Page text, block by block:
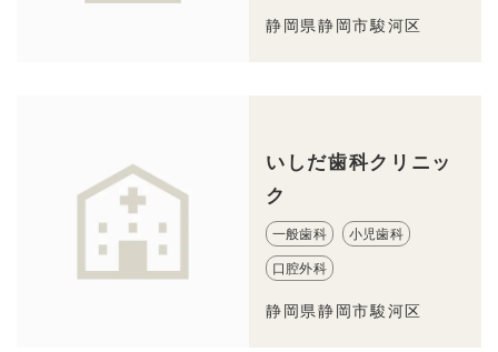
静岡県静岡市駿河区
いしだ歯科クリニッ
ク
一般歯科 小児歯科
口腔外科
静岡県静岡市駿河区